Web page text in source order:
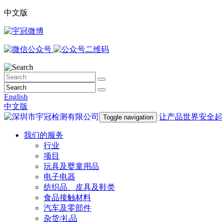
中文版
English
中文版
Toggle navigation 让产品世界安全
我们的服务
行业
项目
玩具及婴童用品
电子电器
纺织品、皮具及鞋类
食品接触材料
汽车及零部件
杂货/礼品